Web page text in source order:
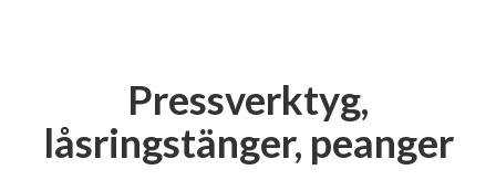
Pressverktyg,
låsringstänger, peanger